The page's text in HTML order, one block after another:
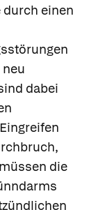
einen
dabei
die